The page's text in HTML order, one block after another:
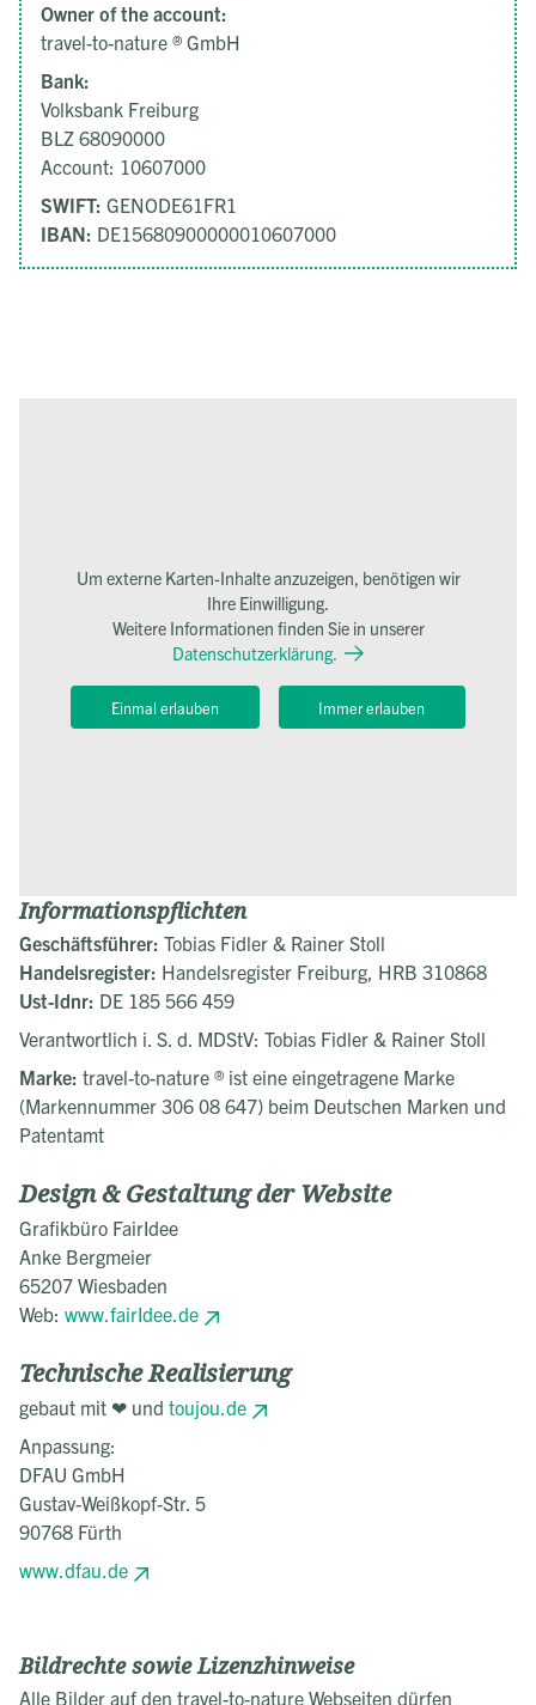
Owner of the account:
travel-to-nature ® GmbH
Bank:
Volksbank Freiburg
BLZ 68090000
Account: 10607000
SWIFT: GENODE61FR1
IBAN: DE15680900000010607000
Um externe Karten-Inhalte anzuzeigen, benötigen wir
Ihre Einwilligung.
Weitere Informationen finden Sie in unserer
Datenschutzerklärung.
Einmal erlauben Immer erlauben
Informationspflichten
Geschäftsführer: Tobias Fidler & Rainer Stoll
Handelsregister: Handelsregister Freiburg, HRB 310868
Ust-Idnr: DE 185 566 459
Verantwortlich i. S. d. MDStV: Tobias Fidler & Rainer Stoll
Marke: travel-to-nature ® ist eine eingetragene Marke
(Markennummer 306 08 647) beim Deutschen Marken und
Patentamt
Design & Gestaltung der Website
Grafikbüro FairIdee
Anke Bergmeier
65207 Wiesbaden
Web: www.fairIdee.de
Technische Realisierung
gebaut mit ❤ und toujou.de
Anpassung:
DFAU GmbH
Gustav-Weißkopf-Str. 5
90768 Fürth
www.dfau.de
Bildrechte sowie Lizenzhinweise
Alle Bilder auf den travel-to-nature Webseiten dürfen